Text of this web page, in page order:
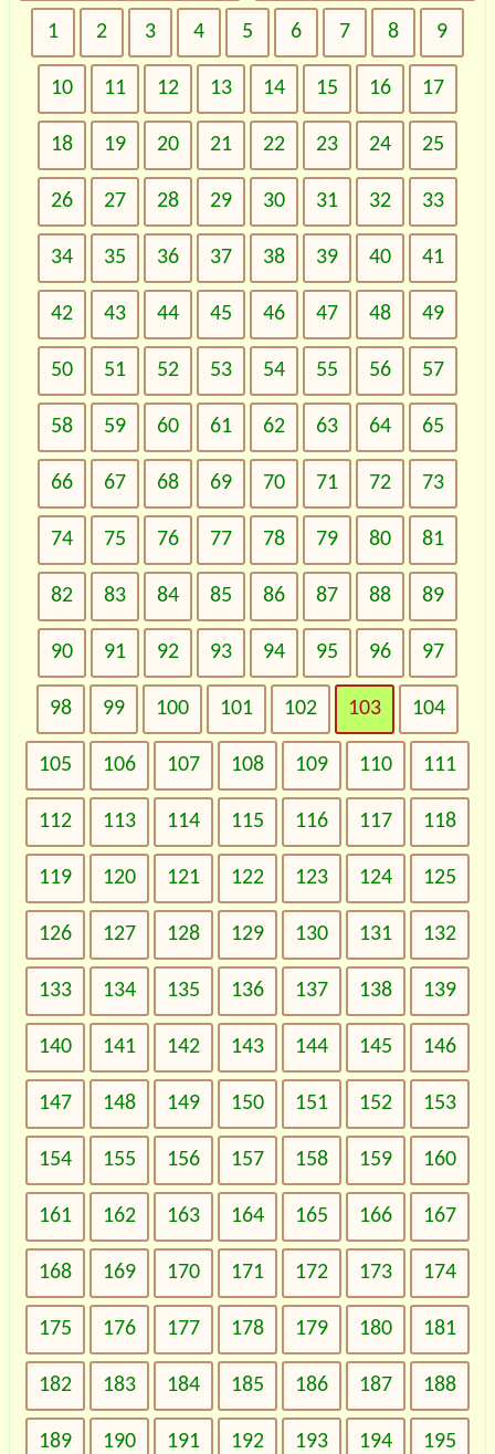
1 2 3 4 5 6 7 8 9
10 11 12 13 14 15 16 17
18 19 20 21 22 23 24 25
26 27 28 29 30 31 32 33
34 35 36 37 38 39 40 41
42 43 44 45 46 47 48 49
50 51 52 53 54 55 56 57
58 59 60 61 62 63 64 65
66 67 68 69 70 71 72 73
74 75 76 77 78 79 80 81
82 83 84 85 86 87 88 89
90 91 92 93 94 95 96 97
98 99 100 101 102 103 104
105 106 107 108 109 110 111
112 113 114 115 116 117 118
119 120 121 122 123 124 125
126 127 128 129 130 131 132
133 134 135 136 137 138 139
140 141 142 143 144 145 146
147 148 149 150 151 152 153
154 155 156 157 158 159 160
161 162 163 164 165 166 167
168 169 170 171 172 173 174
175 176 177 178 179 180 181
182 183 184 185 186 187 188
189 190 191 192 193 194 195